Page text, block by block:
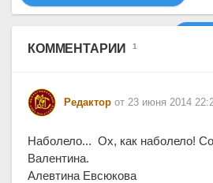
КОММЕНТАРИИ 1
Редактор от 23 июня 2014
Наболело... Ох, как наболело!
Валентина.
Алевтина Евсюкова